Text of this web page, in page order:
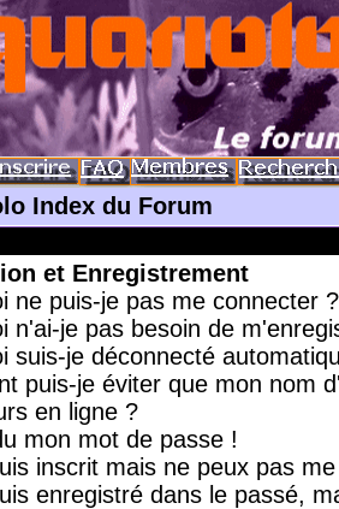
Index du Forum
et Enregistrement
ne puis-je pas me connecter ?
n'ai-je pas besoin de
suis-je déconnecté
puis-je éviter que mon nom
en ligne ?
mon mot de passe !
inscrit mais ne peux pas
enregistré dans le passé,